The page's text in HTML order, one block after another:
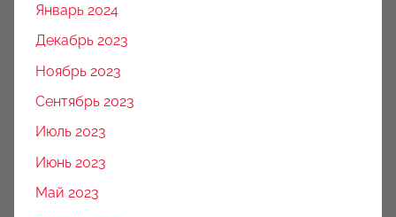
Январь 2024
Декабрь 2023
Ноябрь 2023
Сентябрь 2023
Июль 2023
Июнь 2023
Май 2023